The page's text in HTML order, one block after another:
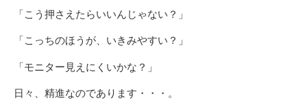
「こう押さえたらいいんじゃない？」
「こっちのほうが、いきみやすい？」
「モニター見えにくいかな？」
日々、精進なのであります・・・。